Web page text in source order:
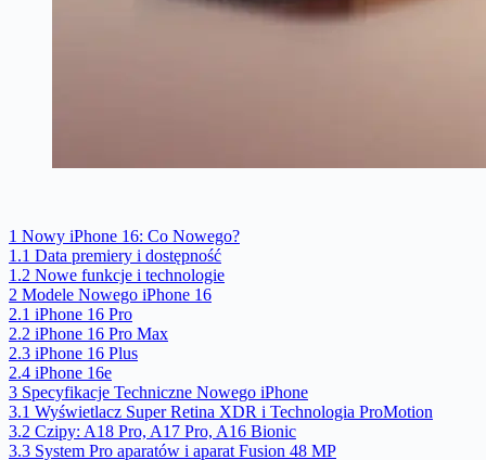
1 Nowy iPhone 16: Co Nowego?
1.1 Data premiery i dostępność
1.2 Nowe funkcje i technologie
2 Modele Nowego iPhone 16
2.1 iPhone 16 Pro
2.2 iPhone 16 Pro Max
2.3 iPhone 16 Plus
2.4 iPhone 16e
3 Specyfikacje Techniczne Nowego iPhone
3.1 Wyświetlacz Super Retina XDR i Technologia ProMotion
3.2 Czipy: A18 Pro, A17 Pro, A16 Bionic
3.3 System Pro aparatów i aparat Fusion 48 MP